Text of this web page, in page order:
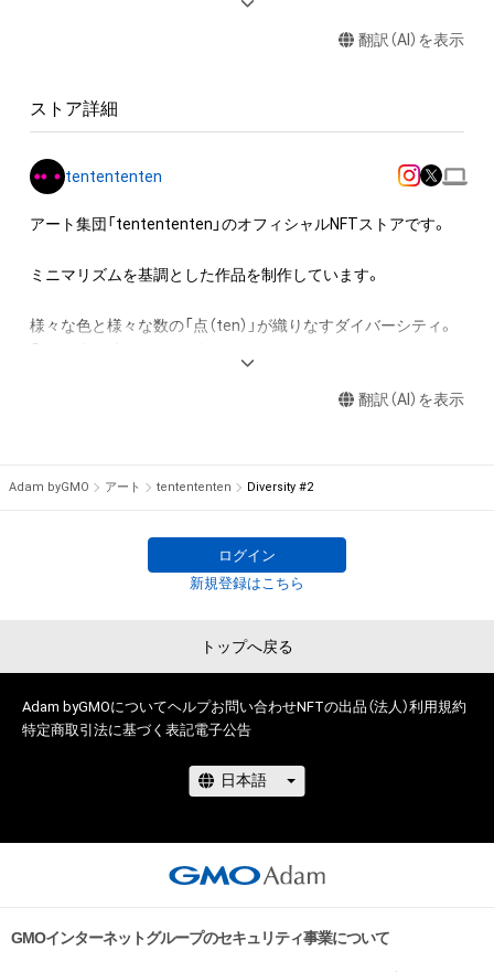
ロゴ等を含みますがこれらに限られません。)にかかる知的財産
ため、本アイテムを保有していたとしても、本アイテムの知的財
・本アイテムを複製することはできません。
・本アイテムを商用利用することはできません。
・本アイテムを印刷やその他の方法で物理的な媒体への出力を
・本アイテムの作成者からの事前の同意なしに、上記の「本アイ
侵害するおそれのある行為 (改変、公開、配布を含みますが、こ
れらに限定されません)を行うことはできません。
・本アイテムに関する創作物の利用については、公序良俗や法令
に反する利用またはその恐れのある利用など、tentententenが
保有、その他第三者が損害を被った場合、その損害がいかなる原
者のライセンス保有者およびtentententenは、何らの法的責任
も負わないものとします。
翻訳（AI）を表示
ストア詳細
tentententen
アート集団「tentententen」のオフィシャルNFTストアです。
ミニマリズムを基調とした作品を制作しています。
様々な色と様々な数の「点（ten）」が織りなすダイバーシティ。
Our work is based on minimalism.
- Seeking peace through a circle.
across the space.
that we want to do for all people in all times.
翻訳（AI）を表示
Adam byGMO アート tentententen Diversity #2
ログイン
新規登録はこちら
トップへ戻る
Adam byGMOについてヘルプお問い合わせNFTの出品（法人）利用規約
特定商取引法に基づく表記電子公告
GMOインターネットグループのセキュリティ事業について